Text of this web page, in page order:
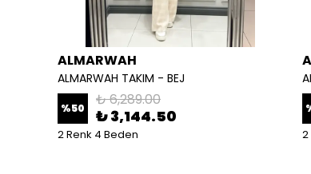
ALMARWAH
ALMARWAH TAKIM - BEJ
%50 ₺ 6,289.00
₺ 3,144.50
2 Renk 4 Beden 2